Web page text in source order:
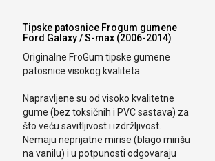
Tipske patosnice Frogum gumene
Ford Galaxy / S-max (2006-2014)
Originalne FroGum tipske gumene
patosnice visokog kvaliteta.
Napravljene su od visoko kvalitetne
gume (bez toksičnih i PVC sastava) za
što veću savitljivost i izdržljivost.
Nemaju neprijatne mirise (blago mirišu
na vanilu) i u potpunosti odgovaraju